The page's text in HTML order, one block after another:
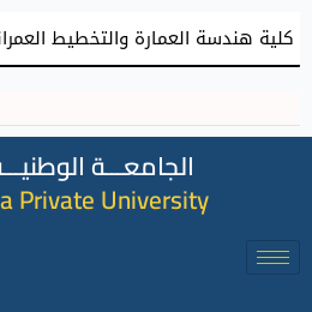
الجامعـــة
Private University